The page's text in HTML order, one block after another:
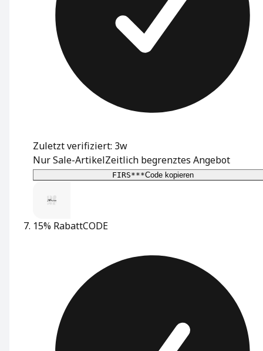
Zuletzt verifiziert: 3w
Nur Sale-ArtikelZeitlich begrenztes Angebot
FIRS***Code kopieren
15% RabattCODE